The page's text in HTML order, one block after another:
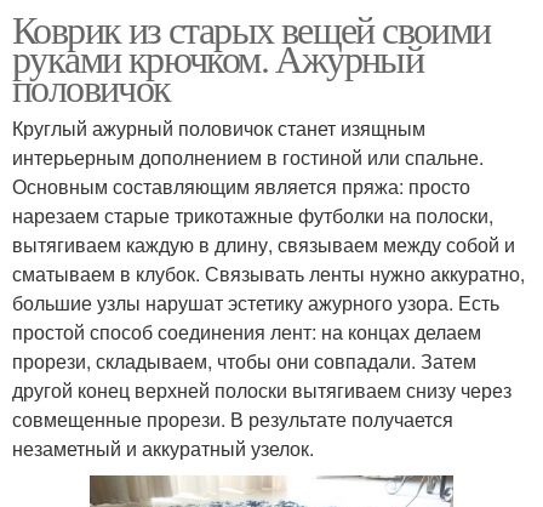
Коврик из старых вещей своими
руками крючком. Ажурный
половичок
Круглый ажурный половичок станет изящным
интерьерным дополнением в гостиной или спальне.
Основным составляющим является пряжа: просто
нарезаем старые трикотажные футболки на полоски,
вытягиваем каждую в длину, связываем между собой и
сматываем в клубок. Связывать ленты нужно аккуратно,
большие узлы нарушат эстетику ажурного узора. Есть
простой способ соединения лент: на концах делаем
прорези, складываем, чтобы они совпадали. Затем
другой конец верхней полоски вытягиваем снизу через
совмещенные прорези. В результате получается
незаметный и аккуратный узелок.